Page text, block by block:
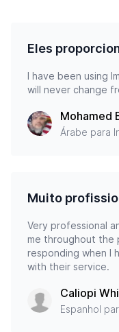
Eles
I have been using
will never change
Mohamed
Árabe para
Muito
Very professional
me throughout the
responding when I
with their service.
Caliopi
Espanhol